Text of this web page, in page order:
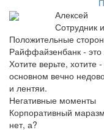
Алексей
Сотрудник
Положительные
Райффайзенбанк - это
Хотите верьте,
основном вечно
и лентяи.
Негативные моменты
Корпоративный
нет, а?